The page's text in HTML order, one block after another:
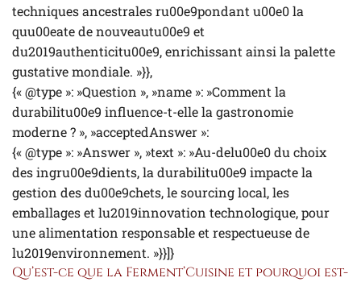
techniques ancestrales ru00e9pondant u00e0 la
quu00eate de nouveautu00e9 et
du2019authenticitu00e9, enrichissant ainsi la palette
gustative mondiale. »}},
{« @type »: »Question », »name »: »Comment la
durabilitu00e9 influence-t-elle la gastronomie
moderne ? », »acceptedAnswer »:
{« @type »: »Answer », »text »: »Au-delu00e0 du choix
des ingru00e9dients, la durabilitu00e9 impacte la
gestion des du00e9chets, le sourcing local, les
emballages et lu2019innovation technologique, pour
une alimentation responsable et respectueuse de
lu2019environnement. »}}]}
Qu’est-ce que la Ferment’Cuisine et pourquoi est-